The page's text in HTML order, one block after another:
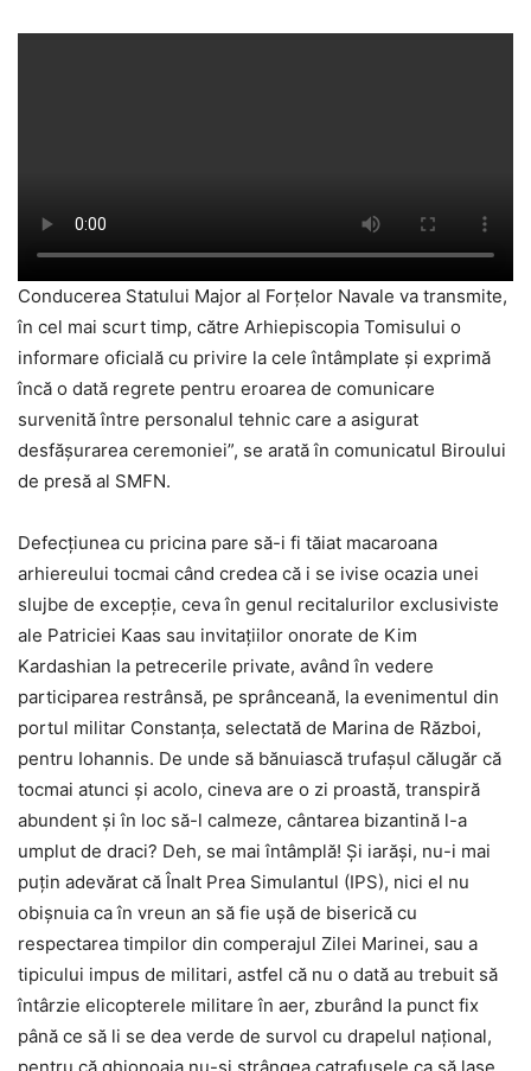
Conducerea Statului Major al Forțelor Navale va transmite,
în cel mai scurt timp, către Arhiepiscopia Tomisului o
informare oficială cu privire la cele întâmplate și exprimă
încă o dată regrete pentru eroarea de comunicare
survenită între personalul tehnic care a asigurat
desfășurarea ceremoniei”, se arată în comunicatul Biroului
de presă al SMFN.
Defecţiunea cu pricina pare să-i fi tăiat macaroana
arhiereului tocmai când credea că i se ivise ocazia unei
slujbe de excepţie, ceva în genul recitalurilor exclusiviste
ale Patriciei Kaas sau invitaţiilor onorate de Kim
Kardashian la petrecerile private, având în vedere
participarea restrânsă, pe sprânceană, la evenimentul din
portul militar Constanţa, selectată de Marina de Război,
pentru Iohannis. De unde să bănuiască trufaşul călugăr că
tocmai atunci şi acolo, cineva are o zi proastă, transpiră
abundent şi în loc să-l calmeze, cântarea bizantină l-a
umplut de draci? Deh, se mai întâmplă! Şi iarăşi, nu-i mai
puţin adevărat că Înalt Prea Simulantul (IPS), nici el nu
obişnuia ca în vreun an să fie uşă de biserică cu
respectarea timpilor din comperajul Zilei Marinei, sau a
tipicului impus de militari, astfel că nu o dată au trebuit să
întârzie elicopterele militare în aer, zburând la punct fix
până ce să li se dea verde de survol cu drapelul naţional,